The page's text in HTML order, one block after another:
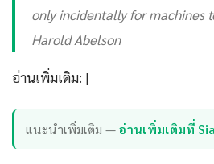
only incidentally for machines
Harold Abelson
อ่านเพิ่มเติม: |
แนะนำเพิ่มเติม —อ่านเพิ่มเติมที่